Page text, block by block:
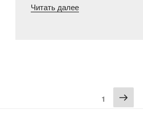
Читать далее«Некрополь
1